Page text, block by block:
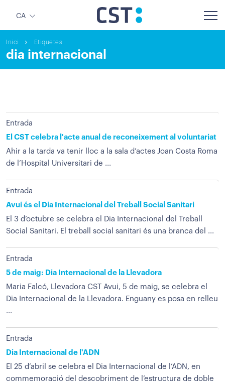
CA
Inici Etiquetes
dia internacional
Entrada
El CST celebra l'acte anual de reconeixement al voluntariat
Ahir a la tarda va tenir lloc a la sala d’actes Joan Costa Roma
de l’Hospital Universitari de ...
Entrada
Avui és el Dia Internacional del Treball Social Sanitari
El 3 d’octubre se celebra el Dia Internacional del Treball
Social Sanitari. El treball social sanitari és una branca del ...
Entrada
5 de maig: Dia Internacional de la Llevadora
Maria Falcó, Llevadora CST Avui, 5 de maig, se celebra el
Dia Internacional de la Llevadora. Enguany es posa en relleu
...
Entrada
Dia Internacional de l'ADN
El 25 d’abril se celebra el Dia Internacional de l’ADN, en
commemoració del descobriment de l’estructura de doble